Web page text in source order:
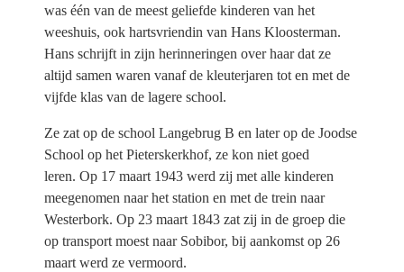
was één van de meest geliefde kinderen van het
weeshuis, ook hartsvriendin van Hans Kloosterman.
Hans schrijft in zijn herinneringen over haar dat ze
altijd samen waren vanaf de kleuterjaren tot en met de
vijfde klas van de lagere school.
Ze zat op de school Langebrug B en later op de Joodse
School op het Pieterskerkhof, ze kon niet goed
leren. Op 17 maart 1943 werd zij met alle kinderen
meegenomen naar het station en met de trein naar
Westerbork. Op 23 maart 1843 zat zij in de groep die
op transport moest naar Sobibor, bij aankomst op 26
maart werd ze vermoord.